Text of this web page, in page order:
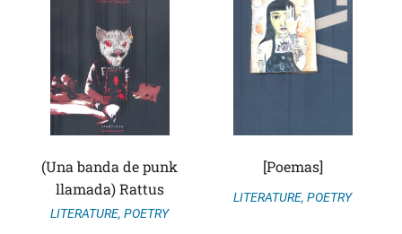
(Una banda de punk
llamada) Rattus
LITERATURE, POETRY
[Poemas]
LITERATURE, POETRY